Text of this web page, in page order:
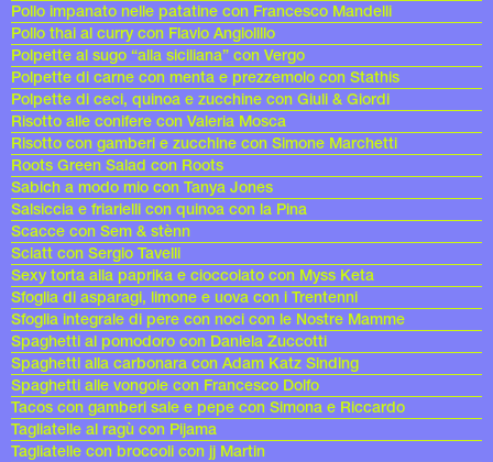
Pollo impanato nelle patatine con Francesco Mandelli
Pollo thai al curry con Flavio Angiolillo
Polpette al sugo “alla siciliana” con Vergo
Polpette di carne con menta e prezzemolo con Stathis
Polpette di ceci, quinoa e zucchine con Giuli & Giordi
Risotto alle conifere con Valeria Mosca
Risotto con gamberi e zucchine con Simone Marchetti
Roots Green Salad con Roots
Sabich a modo mio con Tanya Jones
Salsiccia e friarielli con quinoa con la Pina
Scacce con Sem & stènn
Sciatt con Sergio Tavelli
Sexy torta alla paprika e cioccolato con Myss Keta
Sfoglia di asparagi, limone e uova con i Trentenni
Sfoglia integrale di pere con noci con le Nostre Mamme
Spaghetti al pomodoro con Daniela Zuccotti
Spaghetti alla carbonara con Adam Katz Sinding
Spaghetti alle vongole con Francesco Dolfo
Tacos con gamberi sale e pepe con Simona e Riccardo
Tagliatelle al ragù con Pijama
Tagliatelle con broccoli con jj Martin